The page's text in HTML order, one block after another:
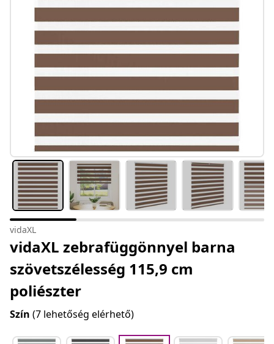
vidaXL
vidaXL zebrafüggönnyel barna
szövetszélesség 115,9 cm
poliészter
Szín (7 lehetőség elérhető)